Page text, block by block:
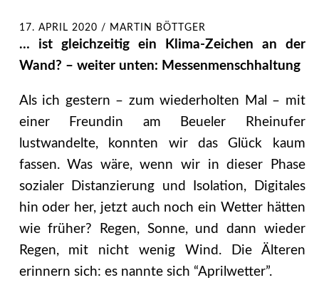
17. APRIL 2020 / MARTIN BÖTTGER
… ist gleichzeitig ein Klima-Zeichen an der
Wand? – weiter unten: Messenmenschhaltung
Als ich gestern – zum wiederholten Mal – mit
einer Freundin am Beueler Rheinufer
lustwandelte, konnten wir das Glück kaum
fassen. Was wäre, wenn wir in dieser Phase
sozialer Distanzierung und Isolation, Digitales
hin oder her, jetzt auch noch ein Wetter hätten
wie früher? Regen, Sonne, und dann wieder
Regen, mit nicht wenig Wind. Die Älteren
erinnern sich: es nannte sich “Aprilwetter”.